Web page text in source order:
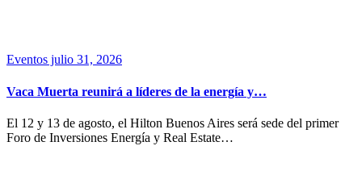
Eventos julio 31, 2026
Vaca Muerta reunirá a líderes de la energía y…
El 12 y 13 de agosto, el Hilton Buenos Aires será sede del primer
Foro de Inversiones Energía y Real Estate…